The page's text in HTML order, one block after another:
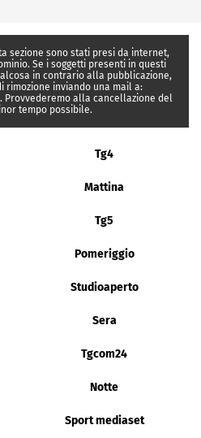
sezione sono stati presi da internet,
Se i soggetti presenti in questi
in contrario alla pubblicazione,
rimozione inviando una mail a:
. Provvederemo alla cancellazione del
tempo possibile.
Tg4
Mattina
Tg5
Pomeriggio
Studioaperto
Sera
Tgcom24
Notte
Sport mediaset